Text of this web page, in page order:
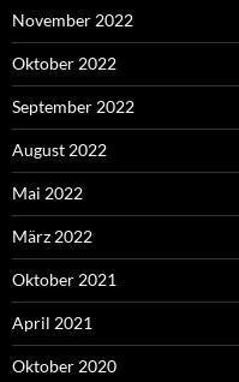
November 2022
Oktober 2022
September 2022
August 2022
Mai 2022
März 2022
Oktober 2021
April 2021
Oktober 2020